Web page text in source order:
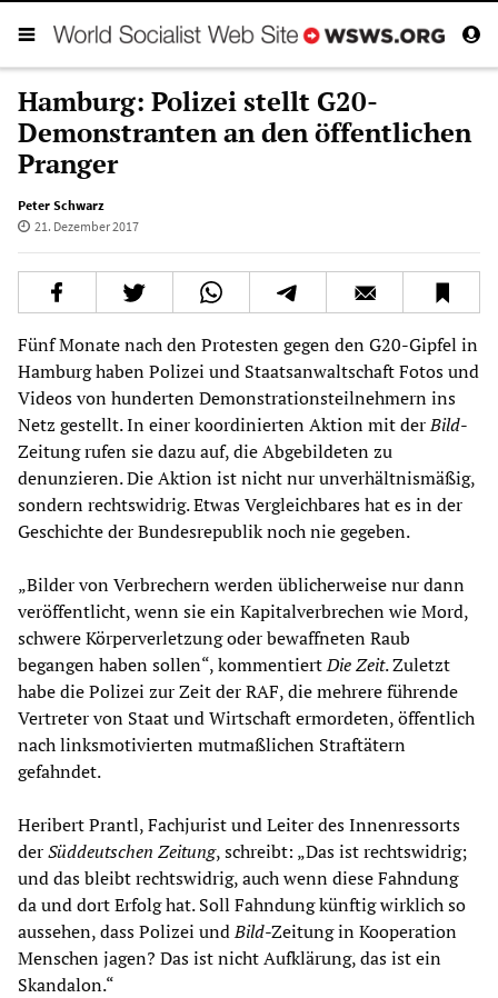
Hamburg: Polizei stellt G20-
Demonstranten an den öffentlichen
Pranger
Peter Schwarz
21. Dezember 2017
Fünf Monate nach den Protesten gegen den G20-Gipfel in
Hamburg haben Polizei und Staatsanwaltschaft Fotos und
Videos von hunderten Demonstrationsteilnehmern ins
Netz gestellt. In einer koordinierten Aktion mit derBild-
Zeitung rufen sie dazu auf, die Abgebildeten zu
denunzieren. Die Aktion ist nicht nur unverhältnismäßig,
sondern rechtswidrig. Etwas Vergleichbares hat es in der
Geschichte der Bundesrepublik noch nie gegeben.
„Bilder von Verbrechern werden üblicherweise nur dann
veröffentlicht, wenn sie ein Kapitalverbrechen wie Mord,
schwere Körperverletzung oder bewaffneten Raub
begangen haben sollen“, kommentiertDie Zeit. Zuletzt
habe die Polizei zur Zeit der RAF, die mehrere führende
Vertreter von Staat und Wirtschaft ermordeten, öffentlich
nach linksmotivierten mutmaßlichen Straftätern
gefahndet.
Heribert Prantl, Fachjurist und Leiter des Innenressorts
derSüddeutschen Zeitung, schreibt: „Das ist rechtswidrig;
und das bleibt rechtswidrig, auch wenn diese Fahndung
da und dort Erfolg hat. Soll Fahndung künftig wirklich so
aussehen, dass Polizei undBild-Zeitung in Kooperation
Menschen jagen? Das ist nicht Aufklärung, das ist ein
Skandalon.“